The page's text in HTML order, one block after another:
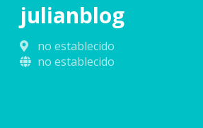
julianblog
no establecido
no establecido